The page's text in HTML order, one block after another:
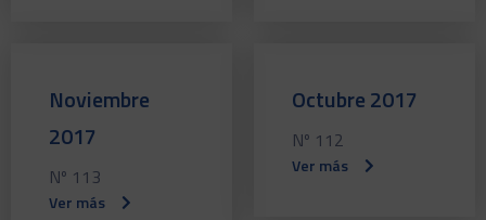
Noviembre
2017
Nº 113
Ver más
Octubre 2017
Nº 112
Ver más